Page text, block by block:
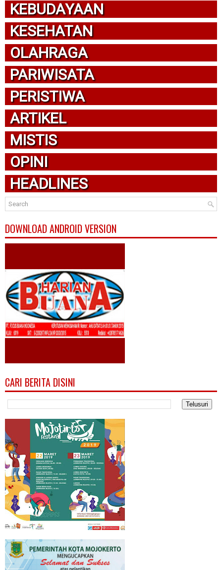
KEBUDAYAAN
KESEHATAN
OLAHRAGA
PARIWISATA
PERISTIWA
ARTIKEL
MISTIS
OPINI
HEADLINES
DOWNLOAD ANDROID VERSION
CARI BERITA DISINI